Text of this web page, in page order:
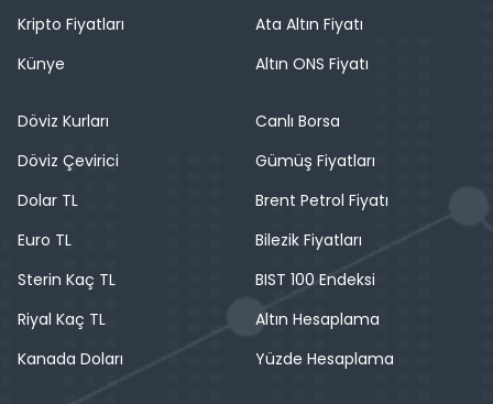
Kripto Fiyatları
Künye
Ata Altın Fiyatı
Altın ONS Fiyatı
Döviz Kurları
Döviz Çevirici
Dolar TL
Euro TL
Sterin Kaç TL
Riyal Kaç TL
Kanada Doları
Canlı Borsa
Gümüş Fiyatları
Brent Petrol Fiyatı
Bilezik Fiyatları
BIST 100 Endeksi
Altın Hesaplama
Yüzde Hesaplama